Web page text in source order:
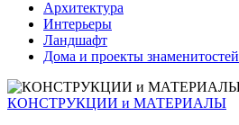
Архитектура
Интерьеры
Ландшафт
Дома и проекты знаменитостей
КОНСТРУКЦИИ и МАТЕРИАЛЫ